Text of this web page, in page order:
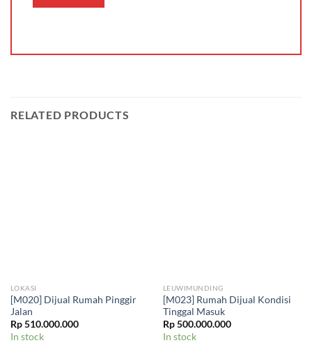
RELATED PRODUCTS
LOKASI
[M020] Dijual Rumah Pinggir
Jalan
Rp510.000.000
In stock
LEUWIMUNDING
[M023] Rumah Dijual Kondisi
Tinggal Masuk
Rp500.000.000
In stock